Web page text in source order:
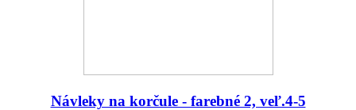
Návleky na korčule - farebné 2, veľ.4-5